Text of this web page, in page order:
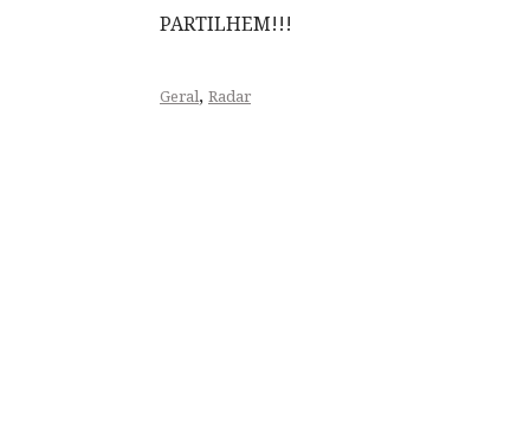
PARTILHEM!!!
Geral, Radar